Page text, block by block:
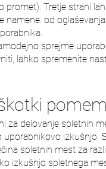
promet). Tretje strani
namene: od
sprejme
lahko spremenite
za delovanje spletnih
uporabnikovo izkušnjo.
spletnih mest za
izkušnjo spletnega